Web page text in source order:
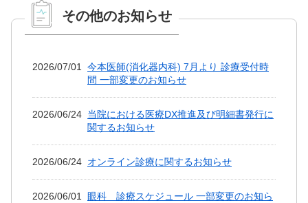
その他のお知らせ
2026/07/01
今本医師(消化器内科) 7月より 診療受付時
間 一部変更のお知らせ
2026/06/24 当院における医療DX推進及び明細書発行に
関するお知らせ
2026/06/24 オンライン診療に関するお知らせ
2026/06/01
眼科 診療スケジュール 一部変更のお知ら